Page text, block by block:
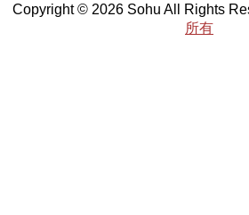
Copyright © 2026 Sohu All Rights
所有